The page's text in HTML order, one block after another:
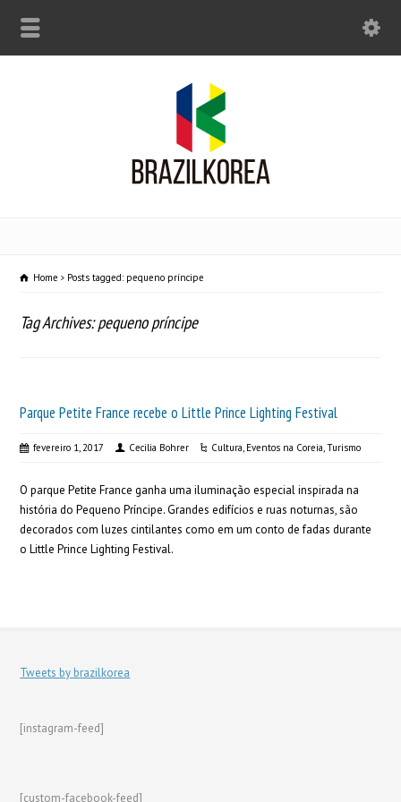
Home Posts tagged: pequeno príncipe
Tag Archives: pequeno príncipe
Parque Petite France recebe o Little Prince Lighting Festival
fevereiro 1, 2017 Cecilia Bohrer Cultura, Eventos na Coreia,Turismo
O parque Petite France ganha uma iluminação especial inspirada na
história do Pequeno Príncipe. Grandes edifícios e ruas noturnas, são
decorados com luzes cintilantes como em um conto de fadas durante
o Little Prince Lighting Festival.
Tweets by brazilkorea
[instagram-feed]
[custom-facebook-feed]